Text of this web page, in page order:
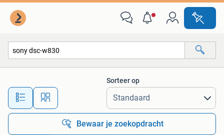
Alle afstanden…
Sorteer op
Bewaar je zoekopdracht